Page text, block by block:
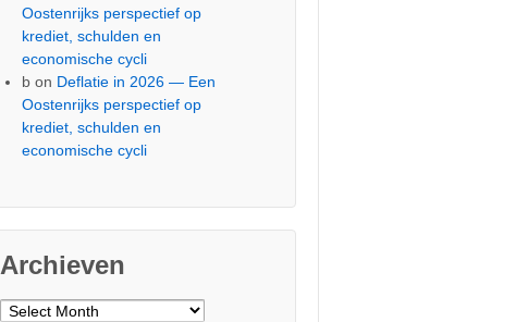
Oostenrijks perspectief op
krediet, schulden en
economische cycli
b on Deflatie in 2026 — Een
Oostenrijks perspectief op
krediet, schulden en
economische cycli
Archieven
Archieven